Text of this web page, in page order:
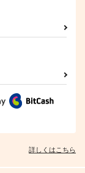
詳しくはこちら